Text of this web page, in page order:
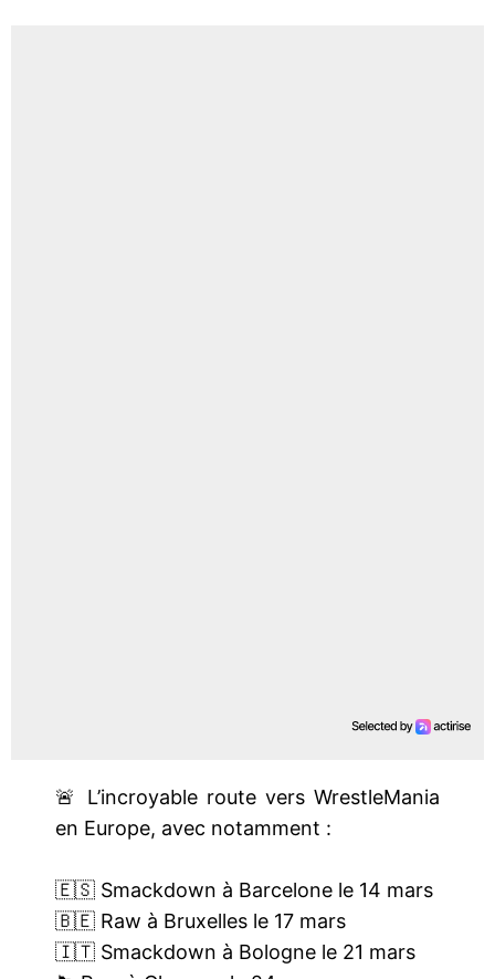
🚨 L’incroyable route vers WrestleMania
en Europe, avec notamment :
🇪🇸 Smackdown à Barcelone le 14 mars
🇧🇪 Raw à Bruxelles le 17 mars
🇮🇹 Smackdown à Bologne le 21 mars